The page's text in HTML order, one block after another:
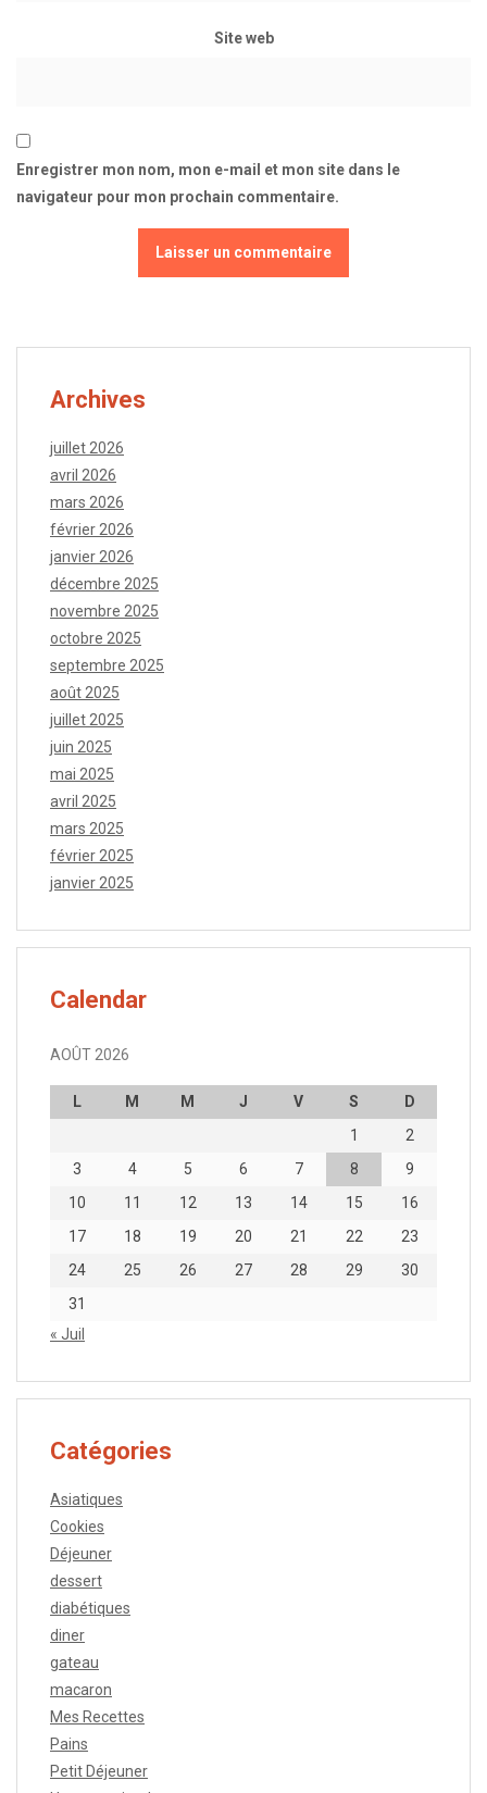
Site web
Enregistrer mon nom, mon e-mail et mon site dans le
navigateur pour mon prochain commentaire.
Archives
juillet 2026
avril 2026
mars 2026
février 2026
janvier 2026
décembre 2025
novembre 2025
octobre 2025
septembre 2025
août 2025
juillet 2025
juin 2025
mai 2025
avril 2025
mars 2025
février 2025
janvier 2025
Calendar
AOÛT 2026
L M M J V S
D
1
2
3
4 5 6 7 8
9
10
11 12 13 14 15
16
17
18 19 20 21 22
23
24
25 26 27 28 29
30
31
« Juil
Catégories
Asiatiques
Cookies
Déjeuner
dessert
diabétiques
diner
gateau
macaron
Mes Recettes
Pains
Petit Déjeuner